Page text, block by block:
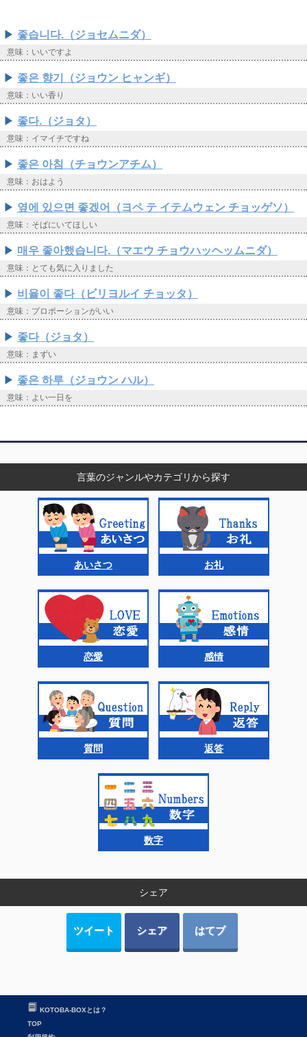
좋습니다.（ジョセムニダ）
意味：いいですよ
좋은 향기（ジョウン ヒャンギ）
意味：いい香り
좋다.（ジョタ）
意味：イマイチですね
좋은 아침（チョウンアチム）
意味：おはよう
옆에 있으면 좋겠어（ヨペ テ イテムウェン チョッゲソ）
意味：そばにいてほしい
매우 좋아했습니다.（マエウ チョウハッヘッムニダ）
意味：とても気に入りました
비율이 좋다（ビリヨルイ チョッタ）
意味：プロポーションがいい
좋다（ジョタ）
意味：まずい
좋은 하루（ジョウン ハル）
意味：よい一日を
言葉のジャンルやカテゴリから探す
あいさつ お礼
恋愛 感情
質問 返答
数字
シェア
ツイート シェア はてブ
KOTOBA-BOXとは？
TOP